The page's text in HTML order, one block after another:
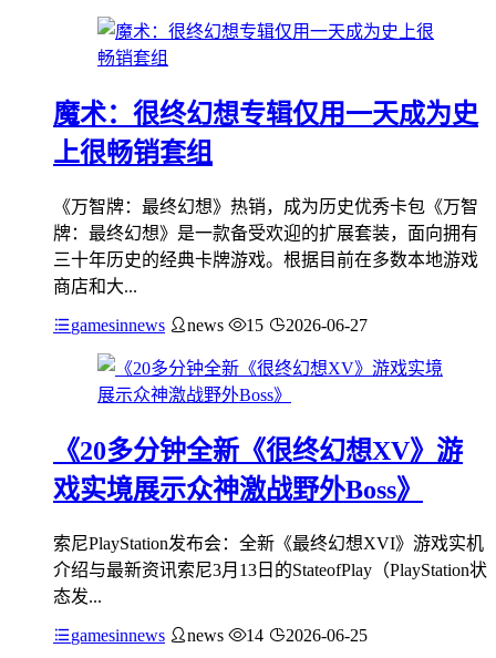
魔术：很终幻想专辑仅用一天成为史
上很畅销套组
《万智牌：最终幻想》热销，成为历史优秀卡包《万智
牌：最终幻想》是一款备受欢迎的扩展套装，面向拥有
三十年历史的经典卡牌游戏。根据目前在多数本地游戏
商店和大...
gamesinnews news 15 2026-06-27
《20多分钟全新《很终幻想XV》游
戏实境展示众神激战野外Boss》
索尼PlayStation发布会：全新《最终幻想XVI》游戏实机
介绍与最新资讯索尼3月13日的StateofPlay（PlayStation状
态发...
gamesinnews news 14 2026-06-25